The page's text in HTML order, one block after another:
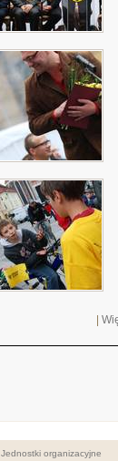
Jednostki organizacyjne